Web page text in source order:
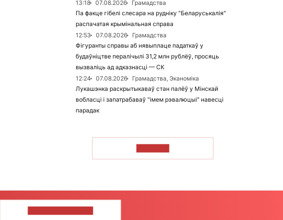
13:18
07.08.2026
Грамадства
Па факце гібелі слесара на рудніку "Беларуськалія"
распачатая крымінальная справа
12:53
07.08.2026
Грамадства
Фігуранты справы аб нявыплаце падаткаў у
будаўніцтве пералічылі 31,2 млн рублёў, просяць
вызваліць ад адказнасці — СК
12:24
07.08.2026
Грамадства, Эканоміка
Лукашэнка раскрытыкаваў стан палёў у Мінскай
вобласці і запатрабаваў "імем рэвалюцыі" навесці
парадак